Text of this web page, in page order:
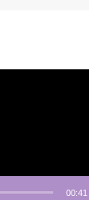
00:41